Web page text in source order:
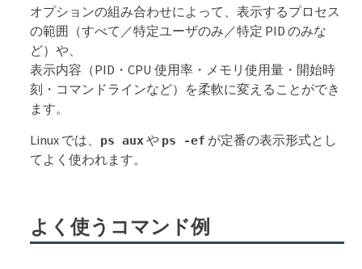
オプションの組み合わせによって、表示するプロセス
の範囲（すべて／特定ユーザのみ／特定 PID のみな
ど）や、
表示内容（PID・CPU 使用率・メモリ使用量・開始時
刻・コマンドラインなど）を柔軟に変えることができ
ます。
Linux では、
ps auxや ps -ef が定番の表示形式とし
てよく使われます。
よく使うコマンド例